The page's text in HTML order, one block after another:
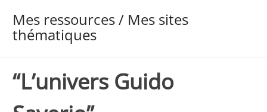
Mes ressources / Mes sites
thématiques
“L’univers Guido